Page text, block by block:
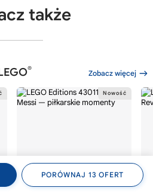
PORÓWNAJ 13 OFERT
także
® Zobacz więcej